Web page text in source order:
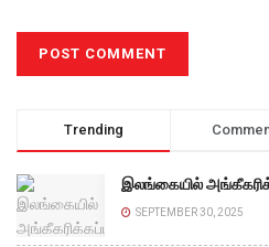
Trending
இலங்கையில்
SEPTEMBER 30, 2025